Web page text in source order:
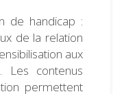
de handicap :
de la relation
aux
Les contenus
permettent